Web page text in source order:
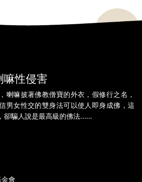
嘛性侵害
喇嘛披著佛教僧寶的外衣，假修行之名，
男女性交的雙身法可以使人即身成佛，這
卻騙人說是最高級的佛法......
會